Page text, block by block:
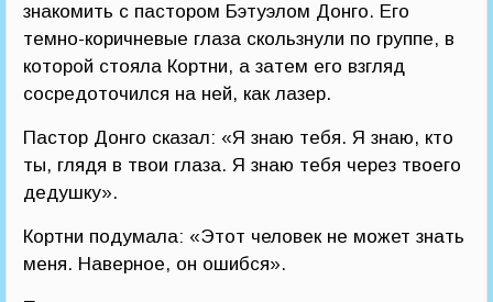
знакомить с пастором Бэтуэлом Донго. Его
темно-коричневые глаза скользнули по группе, в
которой стояла Кортни, а затем его взгляд
сосредоточился на ней, как лазер.
Пастор Донго сказал: «Я знаю тебя. Я знаю, кто
ты, глядя в твои глаза. Я знаю тебя через твоего
дедушку».
Кортни подумала: «Этот человек не может знать
меня. Наверное, он ошибся».